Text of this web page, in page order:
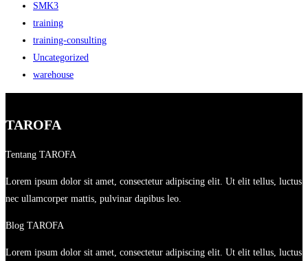
SMK3
training
training-consulting
Uncategorized
warehouse
TAROFA
Tentang TAROFA
Lorem ipsum dolor sit amet, consectetur adipiscing elit. Ut elit tellus, luctus
nec ullamcorper mattis, pulvinar dapibus leo.
Blog TAROFA
Lorem ipsum dolor sit amet, consectetur adipiscing elit. Ut elit tellus, luctus